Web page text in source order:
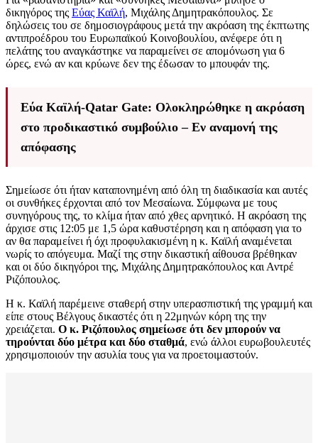
δικηγόρος της Εύας Καϊλή, Μιχάλης Δημητρακόπουλος. Σε
δηλώσεις του σε δημοσιογράφους μετά την ακρόαση της έκπτωτης
αντιπροέδρου του Ευρωπαϊκού Κοινοβουλίου, ανέφερε ότι η
πελάτης του αναγκάστηκε να παραμείνει σε απομόνωση για 6
ώρες, ενώ αν και κρύωνε δεν της έδωσαν το μπουφάν της.
Εύα Καϊλή-Qatar Gate: Ολοκληρώθηκε η ακρόαση
στο προδικαστικό συμβούλιο – Εν αναμονή της
απόφασης
Σημείωσε ότι ήταν καταπονημένη από όλη τη διαδικασία και αυτές
οι συνθήκες έρχονται από τον Μεσαίωνα. Σύμφωνα με τους
συνηγόρους της, το κλίμα ήταν από χθες αρνητικό. Η ακρόαση της
άρχισε στις 12:05 με 1,5 ώρα καθυστέρηση και η απόφαση για το
αν θα παραμείνει ή όχι προφυλακισμένη η κ. Καϊλή αναμένεται
νωρίς το απόγευμα. Μαζί της στην δικαστική αίθουσα βρέθηκαν
και οι δύο δικηγόροι της, Μιχάλης Δημητρακόπουλος και Αντρέ
Ριζόπουλος.
Η κ. Καϊλή παρέμεινε σταθερή στην υπερασπιστική της γραμμή και
είπε στους Βέλγους δικαστές ότι η 22μηνών κόρη της την
χρειάζεται. Ο κ. Ριζόπουλος σημείωσε ότι δεν μπορούν να
τηρούνται δύο μέτρα και δύο σταθμά, ενώ άλλοι ευρωβουλευτές
χρησιμοποιούν την ασυλία τους για να προετοιμαστούν.